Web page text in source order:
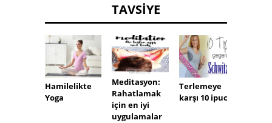
TAVSIYE
Hamilelikte
Yoga
Meditasyon:
Rahatlamak
için en iyi
uygulamalar
Terlemeye
karşı 10 ipucu